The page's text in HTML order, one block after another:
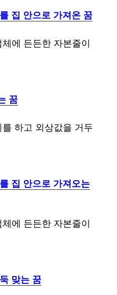
집 안으로 가져온 꿈
에 든든한 자본줄이
꿈
하고 외상값을 거두
집 안으로 가져오는
에 든든한 자본줄이
맞는 꿈